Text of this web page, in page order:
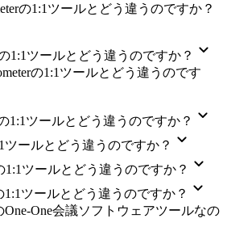
の1:1ツールとどう違うのですか？
1:1ツールとどう違うのですか？
の1:1ツールとどう違うのです
1:1ツールとどう違うのですか？
ツールとどう違うのですか？
1:1ツールとどう違うのですか？
1:1ツールとどう違うのですか？
One-One会議ソフトウェアツールなの